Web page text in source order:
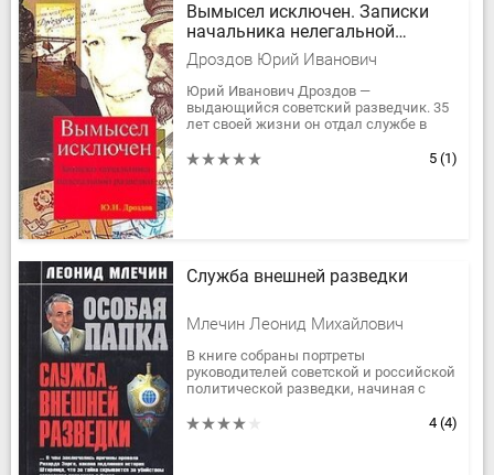
Вымысел исключен. Записки
начальника нелегальной
разведки
Дроздов Юрий Иванович
Юрий Иванович Дроздов —
выдающийся советский разведчик. 35
лет своей жизни он отдал службе в
резидентом в США и Китае. Первая
5 (1)
Служба внешней разведки
Млечин Леонид Михайлович
В книге собраны портреты
руководителей советской и российской
политической разведки, начиная с
отдела ВЧК и заканчивая нынешним...
4 (4)